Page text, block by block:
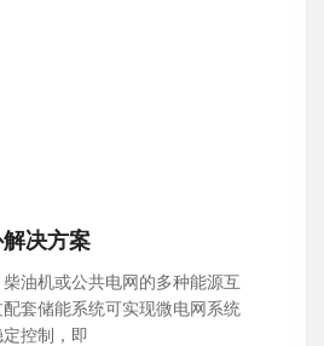
决方案
油机或公共电网的多种能源互
套储能系统可实现微电网系统
控制，即